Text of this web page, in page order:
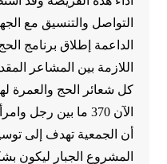
التواصل والتنسيق مع
الداعمة إطلاق برنامج
اللازمة بين المشاعر
كل شعائر الحج والعمرة
الآن 370 ما بين
أن الجمعية تهدف إلى
المشروع الجبار ليكون